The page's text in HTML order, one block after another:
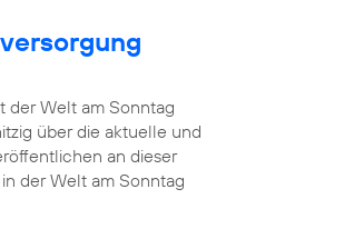
der Welt am Sonntag
über die aktuelle und
an dieser
der Welt am Sonntag